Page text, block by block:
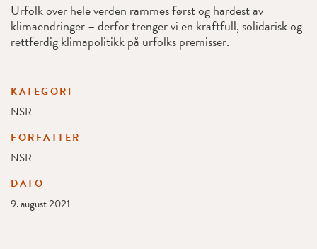
Urfolk over hele verden rammes først og hardest av
klimaendringer – derfor trenger vi en kraftfull, solidarisk og
rettferdig klimapolitikk på urfolks premisser.
KATEGORI
NSR
FORFATTER
NSR
DATO
9. august 2021